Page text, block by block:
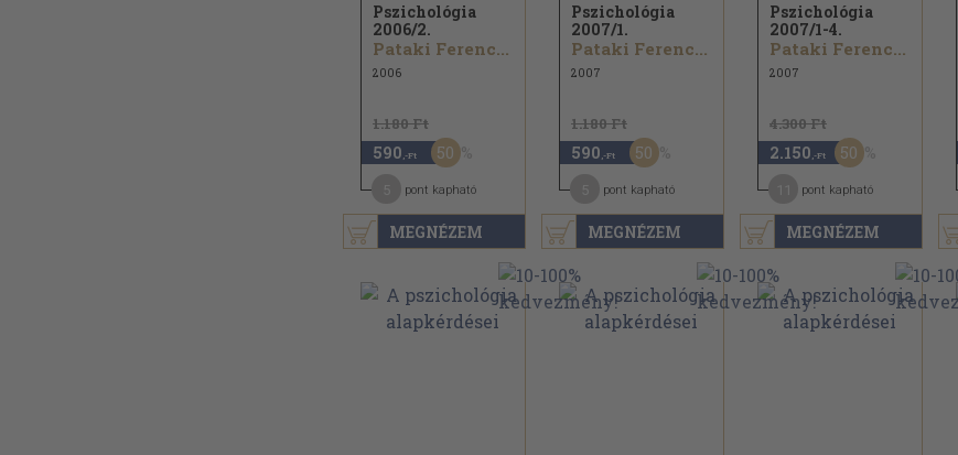
MEGNÉZEM
Pszichológia
2006/2.
Pataki Ferenc...
2006
1.180 Ft
590 ,-Ft 50
pont kapható
MEGNÉZEM
Pszichológia
2007/1.
Pataki Ferenc...
2007
1.180 Ft
590 ,-Ft 50
pont kapható
MEGNÉZEM
Pszichológia
2007/1-4.
Pataki Ferenc...
2007
4.300 Ft
2.150 ,-Ft 50
pont kapható